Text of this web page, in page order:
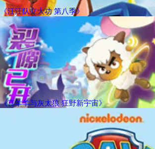
《汪汪队立大功 第八季》
《喜羊羊与灰太狼 狂野新宇宙》